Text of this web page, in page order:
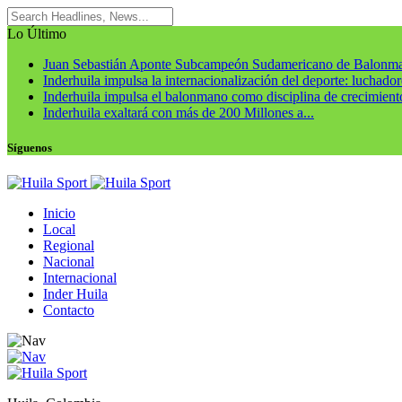
Lo Último
Juan Sebastián Aponte Subcampeón Sudamericano de
Inderhuila impulsa la internacionalización del deporte:
Inderhuila impulsa el balonmano como disciplina de
Inderhuila exaltará con más de 200 Millones a...
Síguenos
Inicio
Local
Regional
Nacional
Internacional
Inder Huila
Contacto